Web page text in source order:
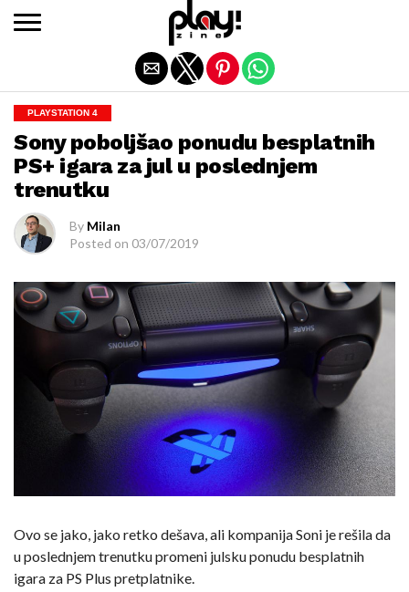
PLAYSTATION 4
Sony poboljšao ponudu besplatnih
PS+ igara za jul u poslednjem
trenutku
By Milan
Posted on 03/07/2019
Ovo se jako, jako retko dešava, ali kompanija Soni je rešila da
u poslednjem trenutku promeni julsku ponudu besplatnih
igara za PS Plus pretplatnike.
Exit mobile version